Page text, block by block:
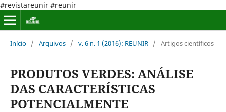
#revistareunir #reunir
Início / Arquivos / v. 6 n. 1 (2016): REUNIR / Artigos científicos
PRODUTOS VERDES: ANÁLISE
DAS CARACTERÍSTICAS
POTENCIALMENTE